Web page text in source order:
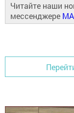
Читайте наши
мессенджере